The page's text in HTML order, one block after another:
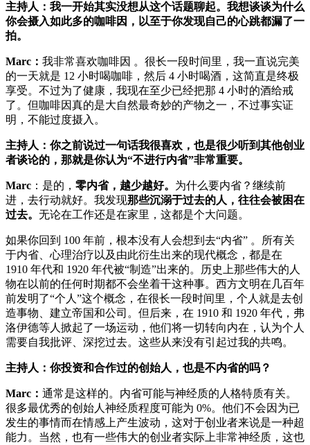
主持人：我一开始其实没想从这个话题聊起。我想谈谈为什么
你会摄入如此多的咖啡因，以至于你发现自己的心跳都漏了一
拍。
Marc： 我非常喜欢咖啡因 。很长一段时间里，我一直说完美
的一天就是 12 小时喝咖啡，然后 4 小时喝酒，这简直是终极
享受。不过为了健康，我现在至少已经把那 4 小时的酒给戒
了。但咖啡因真的是大自然最奇妙的产物之一，不过事实证
明，不能过度摄入。
主持人：你之前说过一句话我很喜欢，也是很少听到其他创业
者谈论的，那就是你认为“不进行内省”非常重要。
Marc ：是的， 零内省，越少越好。 为什么要内省？继续前
进，去行动就好。我发现那些沉溺于过去的人，往往会被困在
过去。 无论在工作还是在家里，这都是个大问题。
如果你回到 100 年前，根本没有人会想到去“内省” 。所有关
于内省、心理治疗以及由此衍生出来的现代概念，都是在
1910 年代和 1920 年代被“制造”出来的。历史上那些伟大的人
物在以前的任何时期都不会坐着干这种事。西方文明在几百年
前发明了“个人”这个概念，在很长一段时间里，个人就是去创
造事物、建立帝国和公司。但后来，在 1910 和 1920 年代，弗
洛伊德等人掀起了一场运动，他们将一切转向内在，认为个人
需要自我批评、深挖过去。这些从来没有引起过我的共鸣。
主持人：你投资和合作过的创始人，也是不内省的吗？
Marc： 通常是这样的。内省可能与神经质的人格特质有关。
很多最优秀的创始人神经质程度可能为 0%。他们不会因为已
发生的事情而在情感上产生波动，这对于创业者来说是一种超
能力。当然，也有一些伟大的创业者实际上非常神经质，这也